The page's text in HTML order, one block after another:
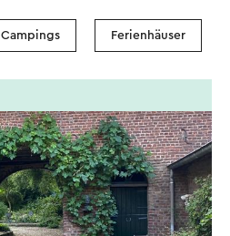
Campings Ferienhäuser